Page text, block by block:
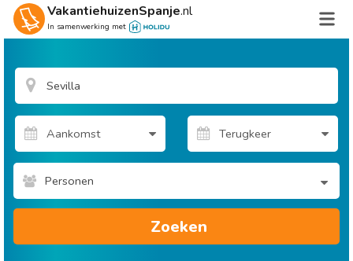
VakantiehuizenSpanje.nl
In samenwerking met
Personen
Zoeken